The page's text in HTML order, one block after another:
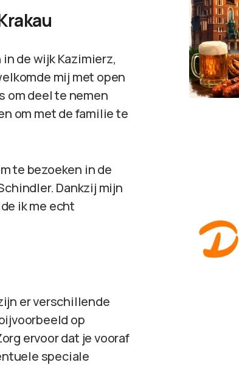
de wijk Kazimierz,
mij met open
om deel te nemen
om met de familie te
te bezoeken in de
Dankzij mijn
ik me echt
er verschillende
op
ervoor dat je vooraf
speciale